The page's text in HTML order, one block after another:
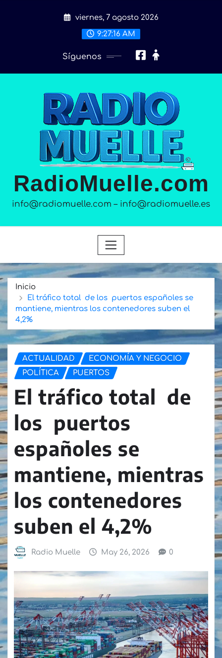
viernes, 7 agosto 2026
9:27:18 AM
Síguenos
RadioMuelle.com
info@radiomuelle.com – info@radiomuelle.es
Inicio
El tráfico total de los puertos españoles se
mantiene, mientras los contenedores suben el
4,2%
ACTUALIDAD
ECONOMÍA Y NEGOCIO
POLÍTICA
PUERTOS
El tráfico total de
los puertos
españoles se
mantiene, mientras
los contenedores
suben el 4,2%
Radio Muelle May 26, 2026 0